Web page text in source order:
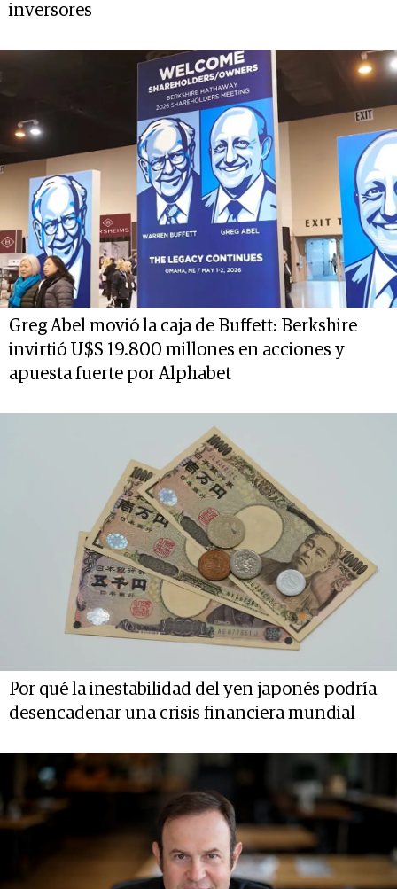
inversores
Greg Abel movió la caja de Buffett: Berkshire
invirtió U$S 19.800 millones en acciones y
apuesta fuerte por Alphabet
Por qué la inestabilidad del yen japonés podría
desencadenar una crisis financiera mundial